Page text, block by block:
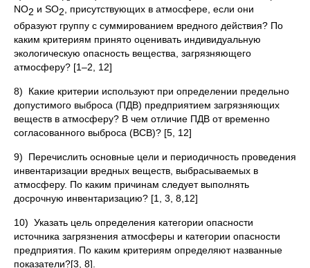
NO2 и SO2 , присутствующих в атмосфере, если они
образуют группу с суммированием вредного действия? По
каким критериям принято оценивать индивидуальную
экологическую опасность вещества, загрязняющего
атмосферу? [1–2, 12]
8) Какие критерии используют при определении предельно
допустимого выброса (ПДВ) предприятием загрязняющих
веществ в атмосферу? В чем отличие ПДВ от временно
согласованного выброса (ВСВ)? [5, 12]
9) Перечислить основные цели и периодичность проведения
инвентаризации вредных веществ, выбрасываемых в
атмосферу. По каким причинам следует выполнять
досрочную инвентаризацию? [1, 3, 8,12]
10) Указать цель определения категории опасности
источника загрязнения атмосферы и категории опасности
предприятия. По каким критериям определяют названные
показатели?[3, 8].